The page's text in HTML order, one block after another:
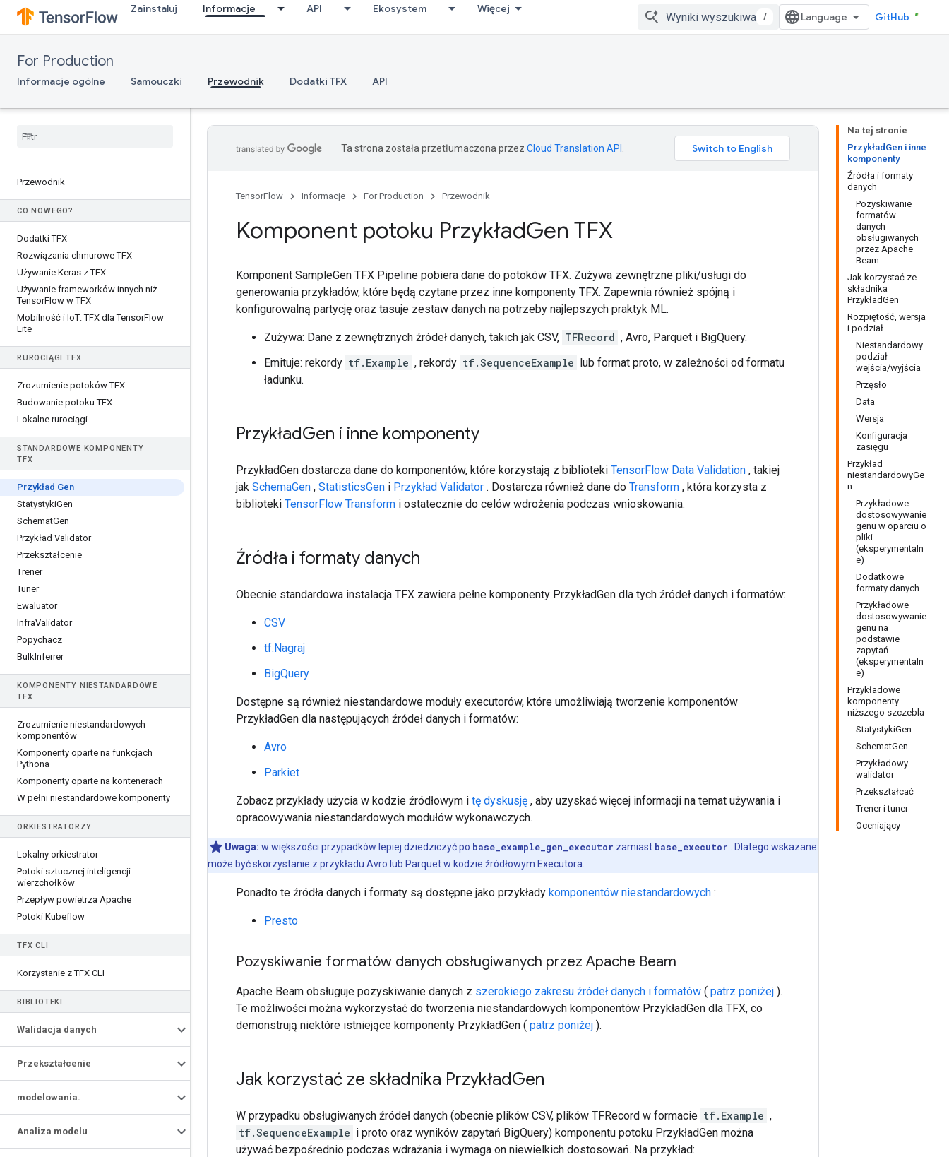
Zainstaluj Informacje API Ekosystem Więcej
/ GitHub
For Production
Informacje ogólne Samouczki Przewodnik Dodatki TFX API
Przewodnik
CO NOWEGO?
Dodatki TFX
Rozwiązania chmurowe TFX
Używanie Keras z TFX
Używanie frameworków innych niż
TensorFlow w TFX
Mobilność i IoT: TFX dla TensorFlow
Lite
RUROCIĄGI TFX
Zrozumienie potoków TFX
Budowanie potoku TFX
Lokalne rurociągi
STANDARDOWE KOMPONENTY
TFX
Przykład Gen
StatystykiGen
SchematGen
Przykład Validator
Przekształcenie
Trener
Tuner
Ewaluator
InfraValidator
Popychacz
BulkInferrer
KOMPONENTY NIESTANDARDOWE
TFX
Zrozumienie niestandardowych
komponentów
Komponenty oparte na funkcjach
Pythona
Komponenty oparte na kontenerach
W pełni niestandardowe komponenty
ORKIESTRATORZY
Lokalny orkiestrator
Potoki sztucznej inteligencji
wierzchołków
Przepływ powietrza Apache
Potoki Kubeflow
TFX CLI
Korzystanie z TFX CLI
BIBLIOTEKI
Walidacja danych
Przekształcenie
modelowania.
Analiza modelu
Na tej stronie
PrzykładGen i inne
komponenty
Źródła i formaty
danych
Pozyskiwanie
formatów
danych
obsługiwanych
przez Apache
Beam
Jak korzystać ze
składnika
PrzykładGen
Rozpiętość, wersja
i podział
Niestandardowy
podział
wejścia/wyjścia
Przęsło
Data
Wersja
Konfiguracja
zasięgu
Przykład
niestandardowyGe
n
Przykładowe
dostosowywanie
genu w oparciu o
pliki
(eksperymentaln
e)
Dodatkowe
formaty danych
Przykładowe
dostosowywanie
genu na
podstawie
zapytań
(eksperymentaln
e)
Przykładowe
komponenty
niższego szczebla
StatystykiGen
SchematGen
Przykładowy
walidator
Przekształcać
Trener i tuner
Oceniający
Ta strona została przetłumaczona przez Cloud Translation API
TensorFlow Informacje For Production Przewodnik
Komponent potoku PrzykładGen TFX
Komponent SampleGen TFX Pipeline pobiera dane do potoków TFX. Zużywa zewnętrzne pliki/usługi do
generowania przykładów, które będą czytane przez inne komponenty TFX. Zapewnia również spójną i
konfigurowalną partycję oraz tasuje zestaw danych na potrzeby najlepszych praktyk ML.
Zużywa: Dane z zewnętrznych źródeł danych, takich jak CSV, TFRecord , Avro, Parquet i BigQuery.
Emituje: rekordy tf.Example , rekordy tf.SequenceExample lub format proto, w zależności od formatu
ładunku.
PrzykładGen i inne komponenty
PrzykładGen dostarcza dane do komponentów, które korzystają z biblioteki TensorFlow Data Validation , takiej
jak SchemaGen , StatisticsGen i Przykład Validator . Dostarcza również dane do Transform , która korzysta z
biblioteki TensorFlow Transform i ostatecznie do celów wdrożenia podczas wnioskowania.
Źródła i formaty danych
Obecnie standardowa instalacja TFX zawiera pełne komponenty PrzykładGen dla tych źródeł danych i formatów:
CSV
tf.Nagraj
BigQuery
Dostępne są również niestandardowe moduły executorów, które umożliwiają tworzenie komponentów
PrzykładGen dla następujących źródeł danych i formatów:
Avro
Parkiet
Zobacz przykłady użycia w kodzie źródłowym i tę dyskusję , aby uzyskać więcej informacji na temat używania i
opracowywania niestandardowych modułów wykonawczych.
Uwaga: w większości przypadków lepiej dziedziczyć po base_example_gen_executor zamiast base_executor . Dlatego wskazane
może być skorzystanie z przykładu Avro lub Parquet w kodzie źródłowym Executora.
Ponadto te źródła danych i formaty są dostępne jako przykłady komponentów niestandardowych :
Presto
Pozyskiwanie formatów danych obsługiwanych przez Apache Beam
Apache Beam obsługuje pozyskiwanie danych z szerokiego zakresu źródeł danych i formatów ( patrz poniżej ).
Te możliwości można wykorzystać do tworzenia niestandardowych komponentów PrzykładGen dla TFX, co
demonstrują niektóre istniejące komponenty PrzykładGen ( patrz poniżej ).
Jak korzystać ze składnika PrzykładGen
W przypadku obsługiwanych źródeł danych (obecnie plików CSV, plików TFRecord w formacie tf.Example ,
tf.SequenceExample i proto oraz wyników zapytań BigQuery) komponentu potoku PrzykładGen można
używać bezpośrednio podczas wdrażania i wymaga on niewielkich dostosowań. Na przykład: